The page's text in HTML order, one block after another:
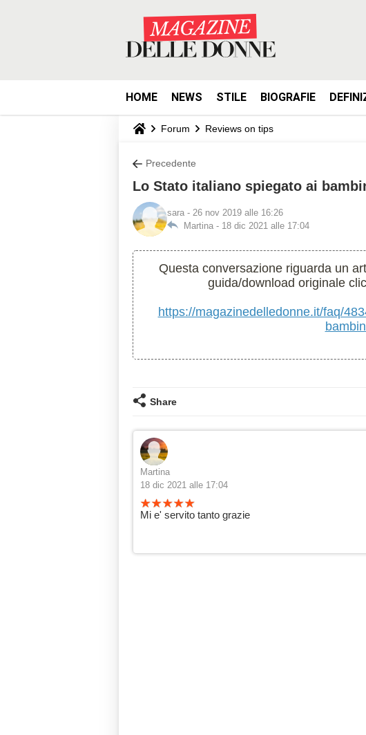
HOME NEWS STILE BIOGRAFIE
Forum Reviews on tips
Precedente
Lo Stato italiano spiegato ai
sara - 26 nov 2019 alle 16:26
Martina - 18 dic 2021 alle 17:04
Questa conversazione riguarda un
guida/download originale
https://magazinedelledonne.it/faq/
Share
Martina
18 dic 2021 alle 17:04
Mi e' servito tanto grazie